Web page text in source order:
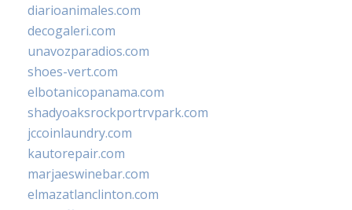
diarioanimales.com
decogaleri.com
unavozparadios.com
shoes-vert.com
elbotanicopanama.com
shadyoaksrockportrvpark.com
jccoinlaundry.com
kautorepair.com
marjaeswinebar.com
elmazatlanclinton.com